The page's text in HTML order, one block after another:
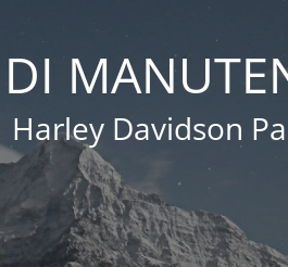
Harley Davidson